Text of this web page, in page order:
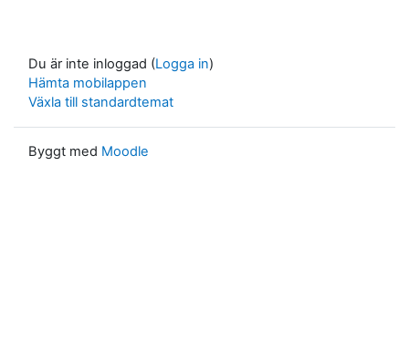
Du är inte inloggad (Logga in)
Hämta mobilappen
Växla till standardtemat
Byggt med Moodle